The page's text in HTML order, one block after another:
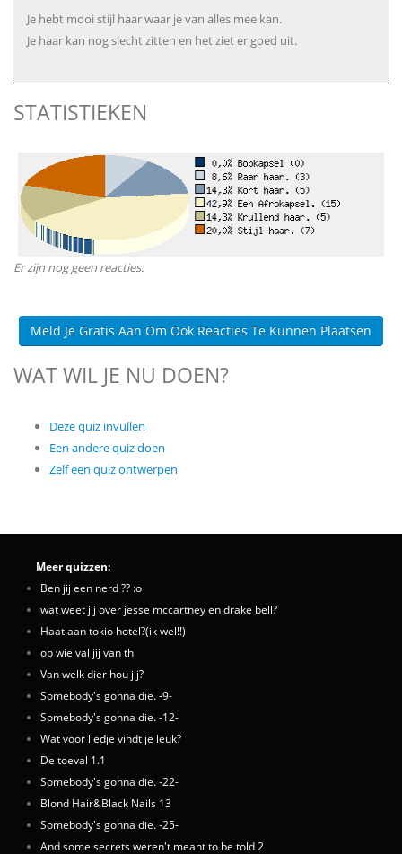
Je hebt mooi stijl haar waar je van alles mee kan.
Je haar kan nog slecht zitten en het ziet er goed uit.
STATISTIEKEN
Er zijn nog geen reacties.
Meld Je Gratis Aan Om Ook Reacties Te Kunnen Plaatsen
WAT WIL JE NU DOEN?
Deze quiz invullen
Een andere quiz doen
Zelf een quiz ontwerpen
Meer quizzen:
Ben jij een nerd ?? :o
wat weet jij over jesse mccartney en drake bell?
Haat aan tokio hotel?(ik wel!!)
op wie val jij van th
Van welk dier hou jij?
Somebody's gonna die. -9-
Somebody's gonna die. -12-
Wat voor liedje vindt je leuk?
De toeval 1.1
Somebody's gonna die. -22-
Blond Hair&Black Nails 13
Somebody's gonna die. -25-
And some secrets weren't meant to be told 2